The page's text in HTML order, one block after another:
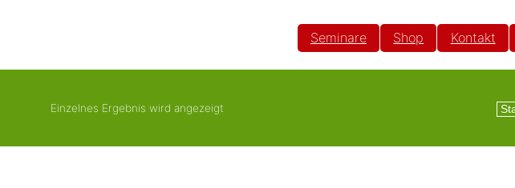
Seminare Shop Kontakt
Einzelnes Ergebnis wird angezeigt